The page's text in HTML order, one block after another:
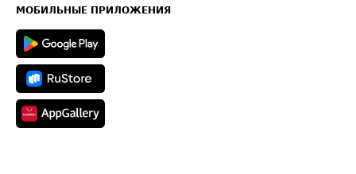
Техническая информация
МОБИЛЬНЫЕ ПРИЛОЖЕНИЯ